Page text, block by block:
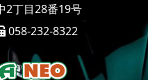
2丁目28番19号
058-232-8322